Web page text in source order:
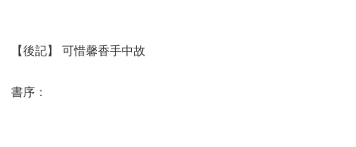
【後記】 可惜馨香手中故
書序：